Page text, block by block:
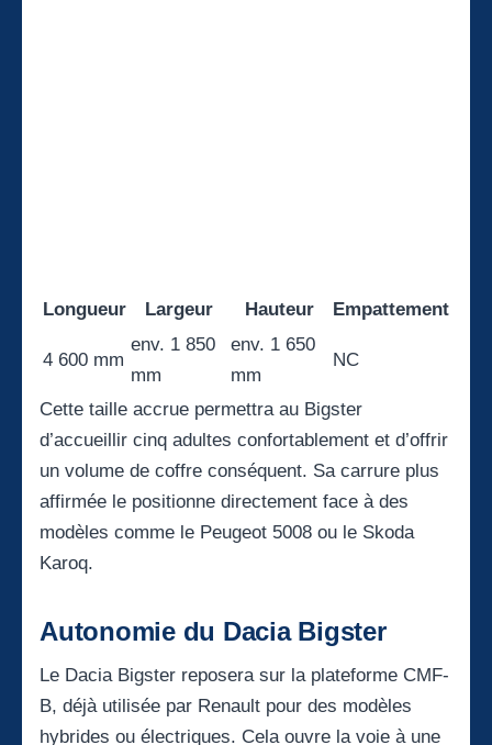
Longueur Largeur Hauteur Empattement
4 600 mm
env. 1 850
mm
env. 1 650
mm
NC
Cette taille accrue permettra au Bigster
d’accueillir cinq adultes confortablement et d’offrir
un volume de coffre conséquent. Sa carrure plus
affirmée le positionne directement face à des
modèles comme le Peugeot 5008 ou le Skoda
Karoq.
Autonomie du Dacia Bigster
Le Dacia Bigster reposera sur la plateforme CMF-
B, déjà utilisée par Renault pour des modèles
hybrides ou électriques. Cela ouvre la voie à une